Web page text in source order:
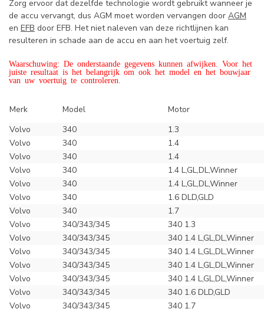
Zorg ervoor dat dezelfde technologie wordt gebruikt wanneer je
de accu vervangt, dus AGM moet worden vervangen door AGM
en EFB door EFB. Het niet naleven van deze richtlijnen kan
resulteren in schade aan de accu en aan het voertuig zelf.
Waarschuwing: De onderstaande gegevens kunnen afwijken. Voor het
juiste resultaat is het belangrijk om ook het model en het bouwjaar
van uw voertuig te controleren.
Merk Model
Motor
Volvo
340
1.3
Volvo
340
1.4
Volvo
340
1.4
Volvo
340
1.4 L,GL,DL,Winner
Volvo
340
1.4 L,GL,DL,Winner
Volvo
340
1.6 DLD,GLD
Volvo
340
1.7
Volvo
340/343/345
340 1.3
Volvo
340/343/345
340 1.4 L,GL,DL,Winner
Volvo
340/343/345
340 1.4 L,GL,DL,Winner
Volvo
340/343/345
340 1.4 L,GL,DL,Winner
Volvo
340/343/345
340 1.4 L,GL,DL,Winner
Volvo
340/343/345
340 1.6 DLD,GLD
Volvo
340/343/345
340 1.7